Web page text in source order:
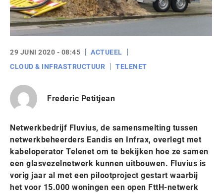
29 JUNI 2020 - 08:45
ACTUEEL
CLOUD & INFRASTRUCTUUR
TELENET
Frederic Petitjean
Netwerkbedrijf Fluvius, de samensmelting tussen
netwerkbeheerders Eandis en Infrax, overlegt met
kabeloperator Telenet om te bekijken hoe ze samen
een glasvezelnetwerk kunnen uitbouwen. Fluvius is
vorig jaar al met een pilootproject gestart waarbij
het voor 15.000 woningen een open FttH-netwerk